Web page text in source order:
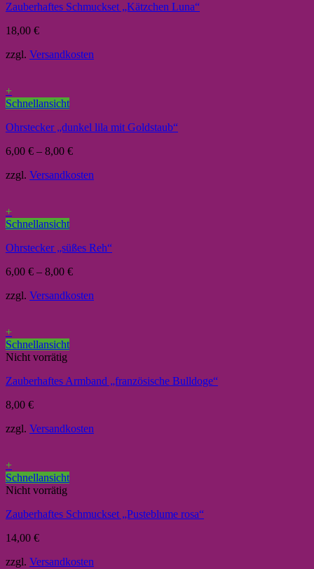
Zauberhaftes Schmuckset „Kätzchen Luna“
18,00 €
zzgl. Versandkosten
+
Schnellansicht
Ohrstecker „dunkel lila mit Goldstaub“
6,00 € – 8,00 €
zzgl. Versandkosten
+
Schnellansicht
Ohrstecker „süßes Reh“
6,00 € – 8,00 €
zzgl. Versandkosten
+
Schnellansicht
Nicht vorrätig
Zauberhaftes Armband „französische Bulldoge“
8,00 €
zzgl. Versandkosten
+
Schnellansicht
Nicht vorrätig
Zauberhaftes Schmuckset „Pusteblume rosa“
14,00 €
zzgl. Versandkosten